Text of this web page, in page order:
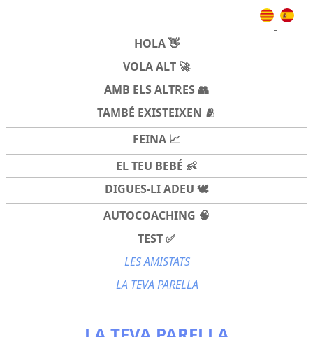
HOLA 👋
VOLA ALT 🚀
AMB ELS ALTRES 👥
TAMBÉ EXISTEIXEN 🫂
FEINA 📈
EL TEU BEBÉ 👶
DIGUES-LI ADEU 🕊️
AUTOCOACHING 🧠
TEST ✅
LES AMISTATS
LA TEVA PARELLA